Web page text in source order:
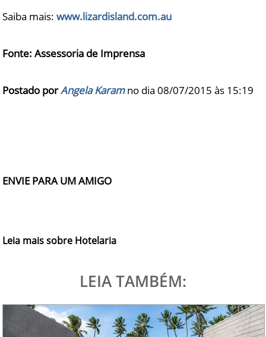
Saiba mais:www.lizardisland.com.au
Fonte: Assessoria de Imprensa
Postado porAngela Karamno dia 08/07/2015 às 15:19
ENVIE PARA UM AMIGO
Leia mais sobre Hotelaria
LEIA TAMBÉM: